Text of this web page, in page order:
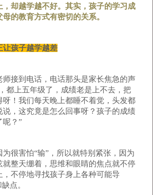
，却越学越不好。其实，孩子的学习成
的教育方式有密切的关系。
让孩子越学越差
师接到电话，电话那头是家长焦急的声
都上五年级了，成绩老是上不去，把
呀！我们每天晚上都睡不着觉，头发都
说，这究竟是怎么回事呀？孩子的成绩
呢？”
很害怕“输”，所以就特别紧张，因为
就整天绷着，思维和眼睛的焦点就不停
，不停地寻找孩子身上各种可能导
点。